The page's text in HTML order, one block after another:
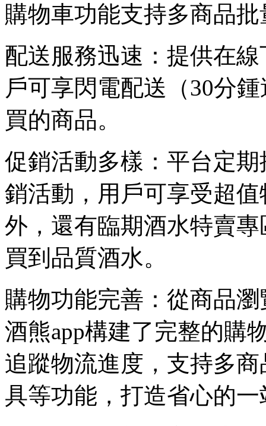
購物車功能支持多商品
配送服務迅速：提供在
戶可享閃電配送（30分
買的商品。
促銷活動多樣：平台定
銷活動，用戶可享受超
外，還有臨期酒水特賣
買到品質酒水。
購物功能完善：從商品
酒熊app構建了完整的購
追蹤物流進度，支持多
具等功能，打造省心的